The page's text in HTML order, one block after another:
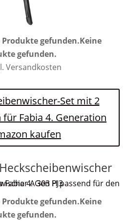
Produkte gefunden.Keine
gefunden.
Versandkosten
Set mit 2
Fabia 4. Generation
kaufen
Produkte gefunden.Keine
gefunden.